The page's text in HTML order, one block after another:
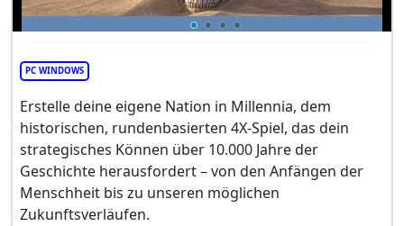
PC WINDOWS
Erstelle deine eigene Nation in Millennia, dem
historischen, rundenbasierten 4X-Spiel, das dein
strategisches Können über 10.000 Jahre der
Geschichte herausfordert – von den Anfängen der
Menschheit bis zu unseren möglichen
Zukunftsverläufen.